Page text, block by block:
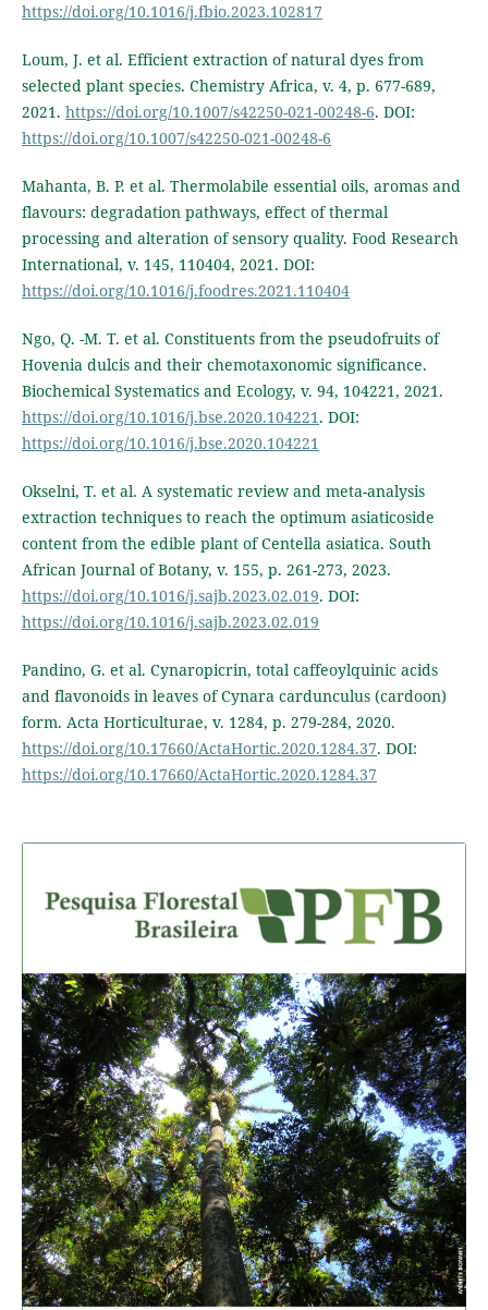
https://doi.org/10.1016/j.fbio.2023.102817
Loum, J. et al. Efficient extraction of natural dyes from
selected plant species. Chemistry Africa, v. 4, p. 677-689,
2021. https://doi.org/10.1007/s42250-021-00248-6. DOI:
https://doi.org/10.1007/s42250-021-00248-6
Mahanta, B. P. et al. Thermolabile essential oils, aromas and
flavours: degradation pathways, effect of thermal
processing and alteration of sensory quality. Food Research
International, v. 145, 110404, 2021. DOI:
https://doi.org/10.1016/j.foodres.2021.110404
Ngo, Q. -M. T. et al. Constituents from the pseudofruits of
Hovenia dulcis and their chemotaxonomic significance.
Biochemical Systematics and Ecology, v. 94, 104221, 2021.
https://doi.org/10.1016/j.bse.2020.104221. DOI:
https://doi.org/10.1016/j.bse.2020.104221
Okselni, T. et al. A systematic review and meta-analysis
extraction techniques to reach the optimum asiaticoside
content from the edible plant of Centella asiatica. South
African Journal of Botany, v. 155, p. 261-273, 2023.
https://doi.org/10.1016/j.sajb.2023.02.019. DOI:
https://doi.org/10.1016/j.sajb.2023.02.019
Pandino, G. et al. Cynaropicrin, total caffeoylquinic acids
and flavonoids in leaves of Cynara cardunculus (cardoon)
form. Acta Horticulturae, v. 1284, p. 279-284, 2020.
https://doi.org/10.17660/ActaHortic.2020.1284.37. DOI:
https://doi.org/10.17660/ActaHortic.2020.1284.37